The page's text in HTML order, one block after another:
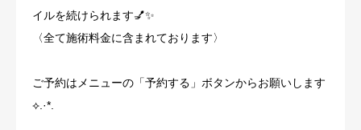
イルを続けられます💅✨
〈全て施術料金に含まれております〉
ご予約はメニューの「予約する」ボタンからお願いします
⟡.·*.